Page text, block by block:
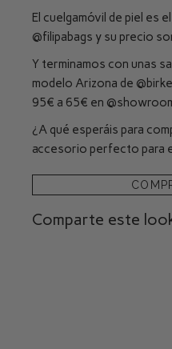
El cuelgamóvil de piel es
@filipabags y su precio
Y terminamos con unas
modelo Arizona de
95€ a 65€ en
¿A qué esperáis para
accesorio perfecto para
Comparte este